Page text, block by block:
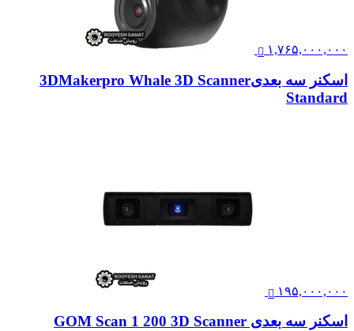
۱,۷۶۵,۰۰۰,۰۰۰
اسکنر سه بعدی3DMakerpro Whale 3D Scanner
Standard
۱۹۵,۰۰۰,۰۰۰
اسکنر سه بعدی GOM Scan 1 200 3D Scanner